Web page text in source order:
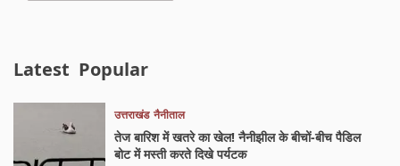
Latest Popular
उत्तराखंड नैनीताल
तेज बारिश में खतरे का खेल! नैनीझील के बीचों-बीच पैडिल
बोट में मस्ती करते दिखे पर्यटक